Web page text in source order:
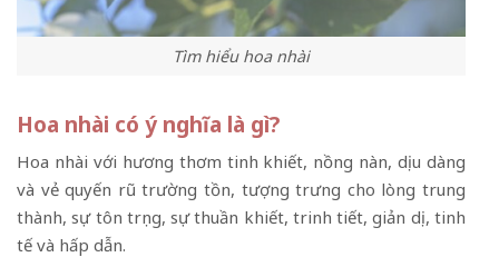
Tìm hiểu hoa nhài
Hoa nhài có ý nghĩa là gì?
Hoa nhài với hương thơm tinh khiết, nồng nàn, dịu dàng
và vẻ quyến rũ trường tồn, tượng trưng cho lòng trung
thành, sự tôn trọng, sự thuần khiết, trinh tiết, giản dị, tinh
tế và hấp dẫn.